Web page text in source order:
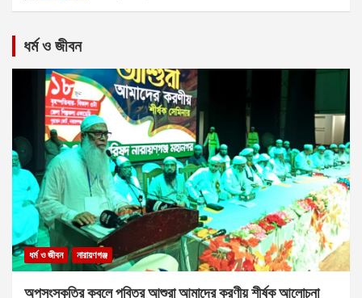
ধর্ম ও জীবন
ধর্ম ও জীবন নারায়ণগঞ্জ
অপসংস্কৃতির কবলে পবিত্র আশুরা আমাদের করণীয় শীর্ষক আলোচনা